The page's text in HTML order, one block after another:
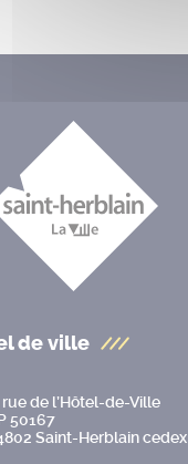
de ville
rue de l’Hôtel-de-Ville
50167
Saint-Herblain cedex